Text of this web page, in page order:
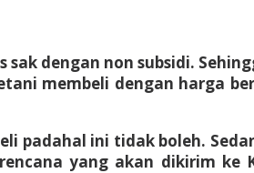
dengan non subsidi.
membeli dengan harga
padahal ini tidak boleh.
yang akan dikirim ke